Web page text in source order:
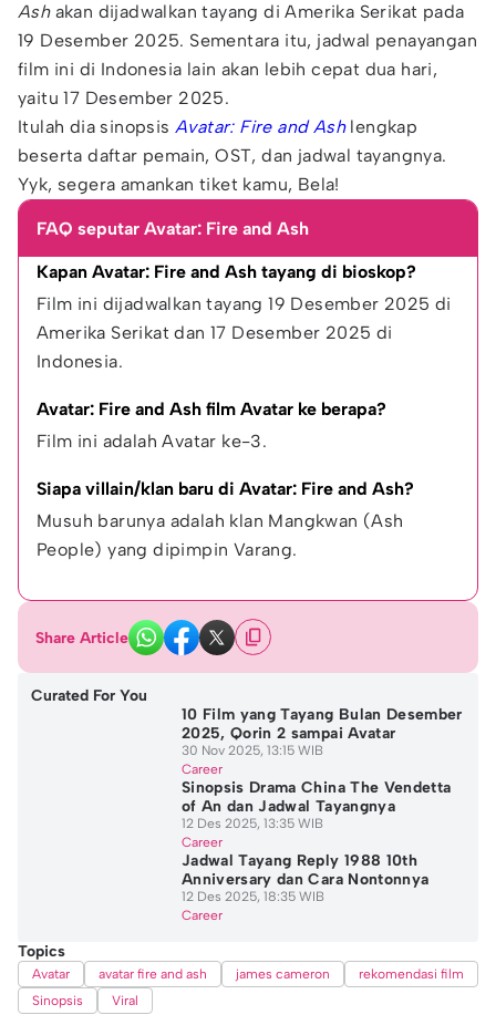
Ashakan dijadwalkan tayang di Amerika Serikat pada
19 Desember 2025. Sementara itu, jadwal penayangan
film ini di Indonesia lain akan lebih cepat dua hari,
yaitu 17 Desember 2025.
Itulah dia sinopsis Avatar: Fire and Ash lengkap
beserta daftar pemain, OST, dan jadwal tayangnya.
Yyk, segera amankan tiket kamu, Bela!
FAQ seputar Avatar: Fire and Ash
Kapan Avatar: Fire and Ash tayang di bioskop?
Film ini dijadwalkan tayang 19 Desember 2025 di
Amerika Serikat dan 17 Desember 2025 di
Indonesia.
Avatar: Fire and Ash film Avatar ke berapa?
Film ini adalah Avatar ke-3.
Siapa villain/klan baru di Avatar: Fire and Ash?
Musuh barunya adalah klan Mangkwan (Ash
People) yang dipimpin Varang.
Share Article
Curated For You
10 Film yang Tayang Bulan Desember
2025, Qorin 2 sampai Avatar
30 Nov 2025, 13:15 WIB
Career
Sinopsis Drama China The Vendetta
of An dan Jadwal Tayangnya
12 Des 2025, 13:35 WIB
Career
Jadwal Tayang Reply 1988 10th
Anniversary dan Cara Nontonnya
12 Des 2025, 18:35 WIB
Career
Topics
Avatar avatar fire and ash james cameron
rekomendasi film
Sinopsis
Viral